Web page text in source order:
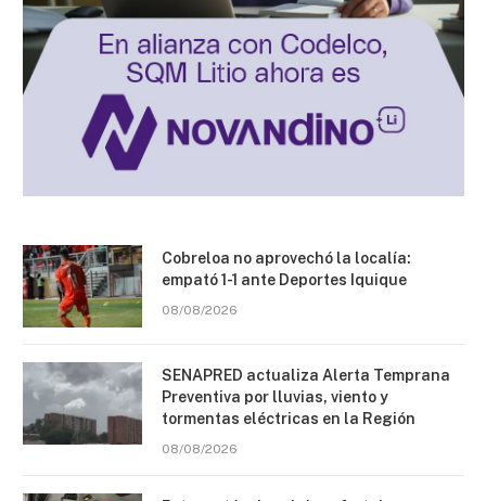
Cobreloa no aprovechó la localía:
empató 1-1 ante Deportes Iquique
08/08/2026
SENAPRED actualiza Alerta Temprana
Preventiva por lluvias, viento y
tormentas eléctricas en la Región
08/08/2026